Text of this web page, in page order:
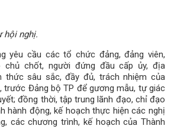
hội nghị.
yêu cầu các tổ chức đảng, đảng viên,
chốt, người đứng đầu cấp ủy, địa
thức sâu sắc, đầy đủ, trách nhiệm của
trước Đảng bộ TP để gương mẫu, tự giác
đồng thời, tập trung lãnh đạo, chỉ đạo
hành động, kế hoạch thực hiện các nghị
các chương trình, kế hoạch của Thành